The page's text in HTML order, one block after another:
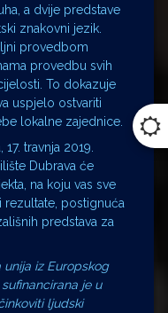
a dvije predstave
znakovni jezik.
provedbom
provedbu svih
To dokazuje
uspjelo ostvariti
lokalne zajednice.
travnja 2019.
Dubrava će
na koju vas sve
rezultate, postignuća
predstava za
iz Europskog
je u
ljudski